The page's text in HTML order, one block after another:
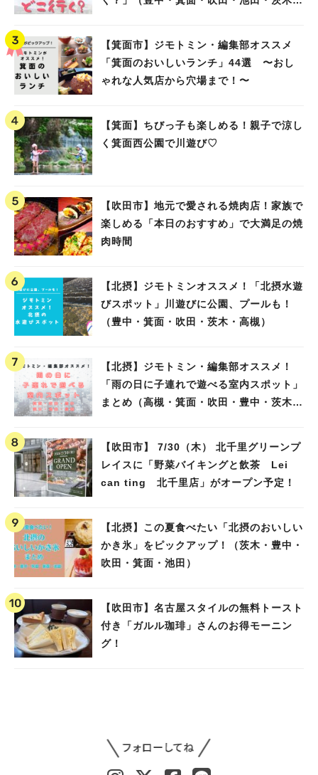
【箕面市】ジモトミン・編集部オススメ
「箕面のおいしいランチ」44選 〜おし
ゃれな人気店から穴場まで！〜
【箕面】ちびっ子も楽しめる！親子で涼し
く箕面西公園で川遊び♡
【吹田市】地元で愛される焼肉店！家族で
楽しめる「本日のおすすめ」で大満足の焼
肉時間
【北摂】ジモトミンオススメ！「北摂水遊
びスポット」川遊びに公園、プールも！
（豊中・箕面・吹田・茨木・高槻）
【北摂】ジモトミン・編集部オススメ！
「雨の日に子連れで遊べる室内スポット」
まとめ（高槻・箕面・吹田・豊中・茨木・
【吹田市】 7/30（木） 北千里グリーンプ
レイスに「野菜バイキングと飲茶 Lei
can ting 北千里店」がオープン予定！
【北摂】この夏食べたい「北摂のおいしい
かき氷」をピックアップ！（茨木・豊中・
吹田・箕面・池田）
【吹田市】名古屋スタイルの無料トースト
付き「ガルル珈琲」さんのお得モーニン
グ！